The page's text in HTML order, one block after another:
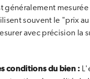
généralement
souvent le "prix
avec précision la
conditions du bien :